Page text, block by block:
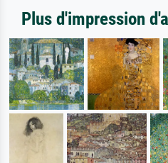
Plus d'impression